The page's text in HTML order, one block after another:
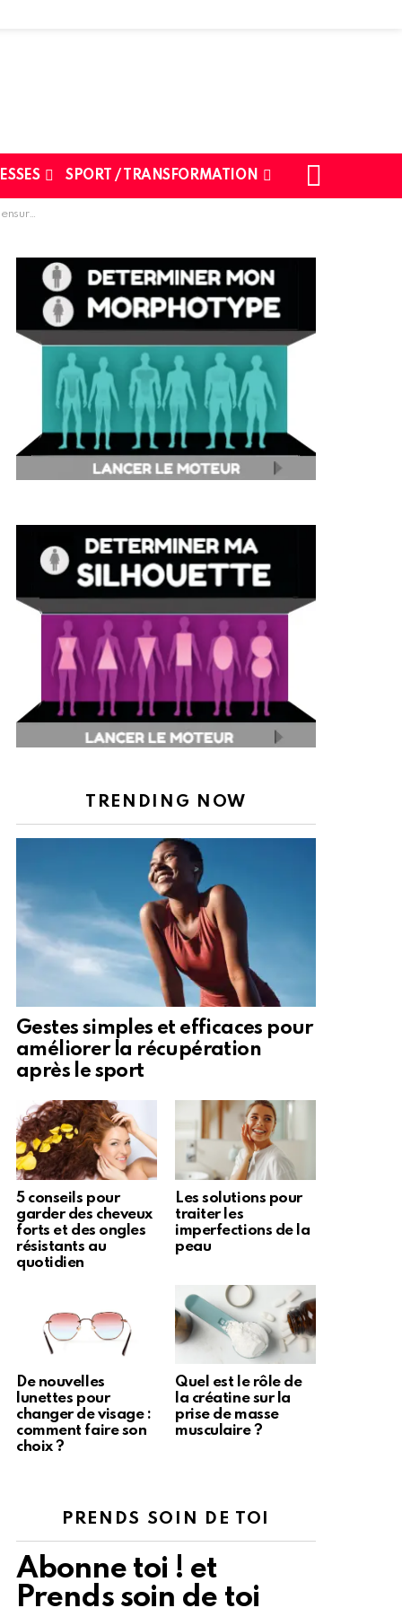
SPORT / TRANSFORMATION
TRENDING NOW
Gestes simples et efficaces pour
améliorer la récupération
après le sport
5 conseils pour
garder des cheveux
forts et des ongles
résistants au
quotidien
Les solutions pour
traiter les
imperfections de la
peau
De nouvelles
lunettes pour
changer de visage :
comment faire son
choix ?
Quel est le rôle de
la créatine sur la
prise de masse
musculaire ?
PRENDS SOIN DE TOI
Abonne toi ! et
Prends soin de toi